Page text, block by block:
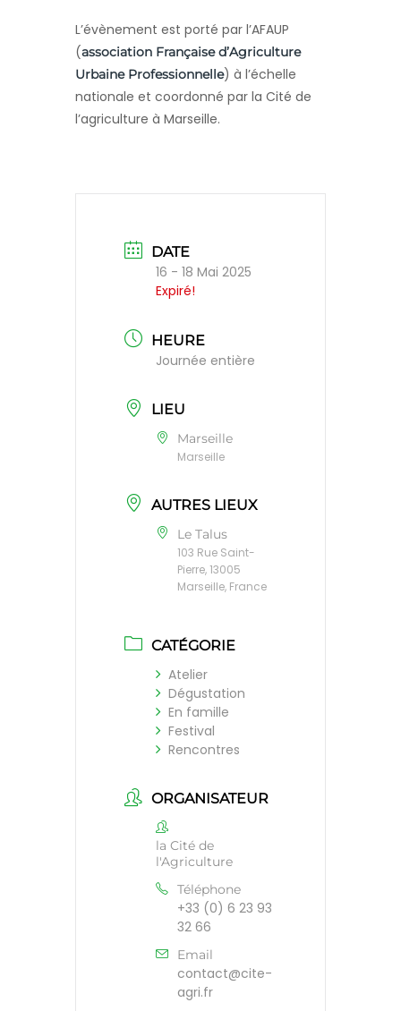
L’évènement est porté par l’AFAUP
(association Française d’Agriculture
Urbaine Professionnelle) à l’échelle
nationale et coordonné par la Cité de
l’agriculture à Marseille.
DATE
16 - 18 Mai 2025
Expiré!
HEURE
Journée entière
LIEU
Marseille
Marseille
AUTRES LIEUX
Le Talus
103 Rue Saint-
Pierre, 13005
Marseille, France
CATÉGORIE
Atelier
Dégustation
En famille
Festival
Rencontres
ORGANISATEUR
la Cité de
l'Agriculture
Téléphone
+33 (0) 6 23 93
32 66
Email
contact@cite-
agri.fr